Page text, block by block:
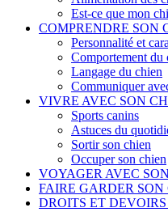
Est-ce que mon
COMPRENDRE SON
Personnalité et
Comportement du
Langage du chien
Communiquer
VIVRE AVEC SON
Sports canins
Astuces du
Sortir son chien
Occuper son chien
VOYAGER AVEC
FAIRE GARDER SON
DROITS ET